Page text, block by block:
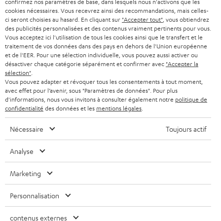
s
l
e
t
t
e
r
BLUETOOTH
CASQUES AUDIO
CASQUES BLUETOOTH AUDIO
SYSTEMES COMPLETS
ENCEINTES
ULTIMA
ÉCOUTEURS INTRA-AURICULAIRES
FANSHOP
NOUVEAUTÉS
NEWSLETTER
MAGASINS
AVANTAGES D’ACHAT
L’HISTOIRE DE TEUFEL
SUISSE
PAYS-BAS
BELGIQUE
FRANCE
POLOGNE
ITALIE
USA
Sous réserve de modifications techniques, de fautes de frappe et d’autres
erreurs. Les accessoires figurant sur l’image ne font pas partie du contenu de
cookies nécessaires. Vous recevrez ainsi des recommandations, mais celles-
ci seront choisies au hasard. En cliquant sur "Accepter tout" , vous obtiendrez
des publicités personnalisées et des contenus vraiment pertinents pour vous.
Vous acceptez ici l'utilisation de tous les cookies ainsi que le transfert et le
traitement de vos données dans des pays en dehors de l'Union européenne
et de l'EER. Pour une sélection individuelle, vous pouvez aussi activer ou
désactiver chaque catégorie séparément et confirmer avec "Accepter la
sélection"
Vous pouvez adapter et révoquer tous les consentements à tout moment,
avec effet pour l’avenir, sous "Paramètres de données". Pour plus
d'informations, nous vous invitons à consulter également notre politique de
confidentialité des données et les mentions légales
Nécessaire Toujours actif
Analyse
Marketing
Personnalisation
contenus externes